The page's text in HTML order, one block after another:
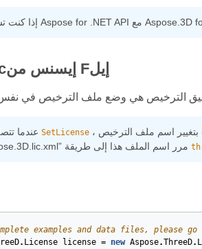
Lأودينغ icإيسنس من Fإيل
SetLicense، يجب أن يكون اسم الترخيص الذي تمرره هو اسم ملف الترخيص. على سبيل المثال ، إذا قمت بتغيير اسم ملف الترخيص
examples and data files, please go
. License license = new Aspose.ThreeD.